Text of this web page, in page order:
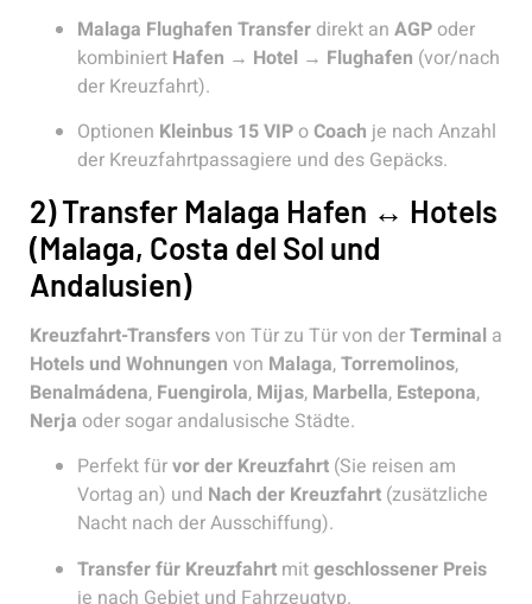
Malaga Flughafen Transfer direkt an AGPoder
kombiniert Hafen → Hotel → Flughafen (vor/nach
der Kreuzfahrt).
Optionen Kleinbus 15 VIPoCoach je nach Anzahl
der Kreuzfahrtpassagiere und des Gepäcks.
2) Transfer Malaga Hafen ↔ Hotels
(Malaga, Costa del Sol und
Andalusien)
Kreuzfahrt-Transfersvon Tür zu Tür von derTerminal a
Hotels und Wohnungen von Malaga,Torremolinos,
Benalmádena, Fuengirola, Mijas, Marbella, Estepona,
Nerja oder sogar andalusische Städte.
Perfekt fürvor der Kreuzfahrt (Sie reisen am
Vortag an) und Nach der Kreuzfahrt (zusätzliche
Nacht nach der Ausschiffung).
Transfer für Kreuzfahrt mitgeschlossener Preis
je nach Gebiet und Fahrzeugtyp.